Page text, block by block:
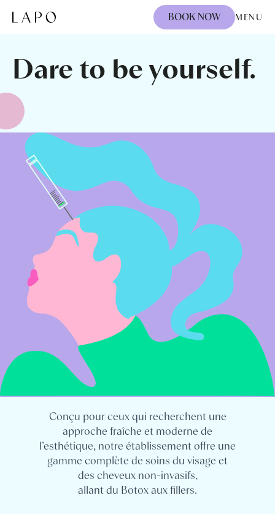
BOOK NOW
MENU
Dare to be yourself.
Conçu pour ceux qui recherchent une
approche fraîche et moderne de
l’esthétique, notre établissement offre une
gamme complète de soins du visage et
des cheveux non-invasifs,
allant du Botox aux fillers.